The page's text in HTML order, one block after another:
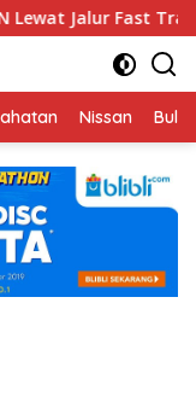
Track
Nissan